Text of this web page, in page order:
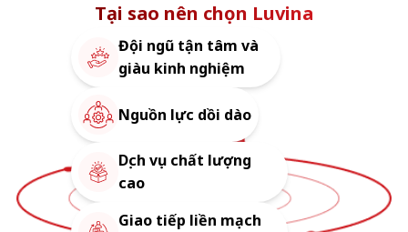
Tại sao nên chọn Luvina
Đội ngũ tận tâm và
giàu kinh nghiệm
Nguồn lực dồi dào
Dịch vụ chất lượng
cao
Giao tiếp liền mạch